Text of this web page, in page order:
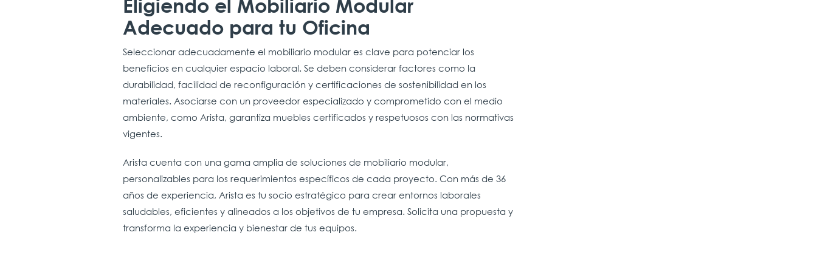
Eligiendo el Mobiliario Modular
Adecuado para tu Oficina
Seleccionar adecuadamente el mobiliario modular es clave para potenciar los
beneficios en cualquier espacio laboral. Se deben considerar factores como la
durabilidad, facilidad de reconfiguración y certificaciones de sostenibilidad en los
materiales. Asociarse con un proveedor especializado y comprometido con el medio
ambiente, como Arista, garantiza muebles certificados y respetuosos con las normativas
vigentes.
Arista cuenta con una gama amplia de soluciones de mobiliario modular,
personalizables para los requerimientos específicos de cada proyecto. Con más de 36
años de experiencia, Arista es tu socio estratégico para crear entornos laborales
saludables, eficientes y alineados a los objetivos de tu empresa. Solicita una propuesta y
transforma la experiencia y bienestar de tus equipos.